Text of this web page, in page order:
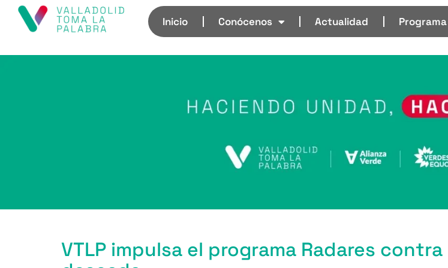
Inicio Conócenos Actualidad Programa
VTLP impulsa el programa Radares